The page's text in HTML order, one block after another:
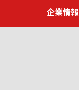
企業情報